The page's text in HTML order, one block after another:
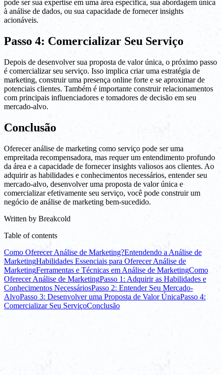
pode ser sua expertise em uma área específica, sua abordagem única
à análise de dados, ou sua capacidade de fornecer insights
acionáveis.
Passo 4: Comercializar Seu Serviço
Depois de desenvolver sua proposta de valor única, o próximo passo
é comercializar seu serviço. Isso implica criar uma estratégia de
marketing, construir uma presença online forte e se aproximar de
potenciais clientes. Também é importante construir relacionamentos
com principais influenciadores e tomadores de decisão em seu
mercado-alvo.
Conclusão
Oferecer análise de marketing como serviço pode ser uma
empreitada recompensadora, mas requer um entendimento profundo
da área e a capacidade de fornecer insights valiosos aos clientes. Ao
adquirir as habilidades e conhecimentos necessários, entender seu
mercado-alvo, desenvolver uma proposta de valor única e
comercializar efetivamente seu serviço, você pode construir um
negócio de análise de marketing bem-sucedido.
Written by Breakcold
Table of contents
Como Oferecer Análise de Marketing?Entendendo a Análise de
MarketingHabilidades Essenciais para Oferecer Análise de
MarketingFerramentas e Técnicas em Análise de MarketingComo
Oferecer Análise de MarketingPasso 1: Adquirir as Habilidades e
Conhecimentos NecessáriosPasso 2: Entender Seu Mercado-
AlvoPasso 3: Desenvolver uma Proposta de Valor ÚnicaPasso 4:
Comercializar Seu ServiçoConclusão